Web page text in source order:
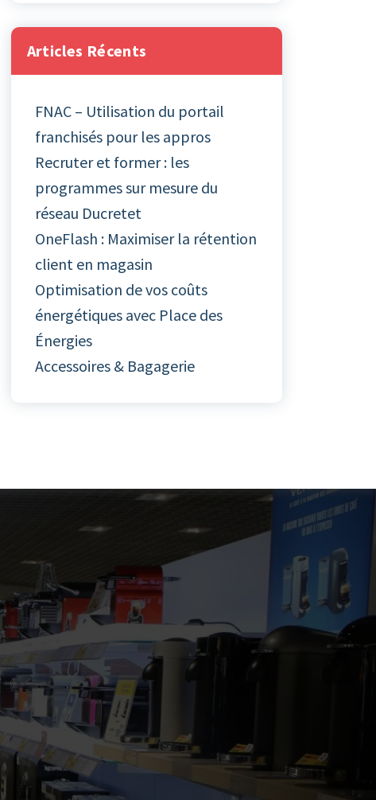
Articles Récents
FNAC – Utilisation du portail
franchisés pour les appros
Recruter et former : les
programmes sur mesure du
réseau Ducretet
OneFlash : Maximiser la rétention
client en magasin
Optimisation de vos coûts
énergétiques avec Place des
Énergies
Accessoires & Bagagerie